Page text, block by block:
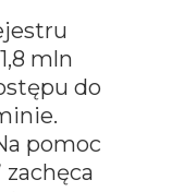
mln
do
pomoc